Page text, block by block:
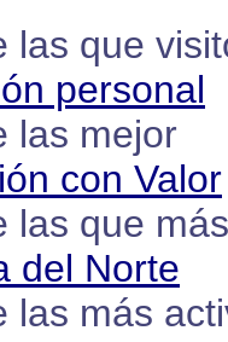
las que
personal
las mejor
con Valor
las que
del Norte
las más